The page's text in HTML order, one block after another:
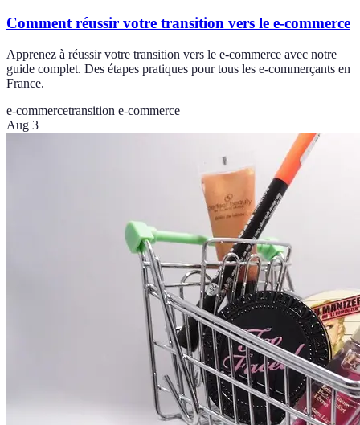
Comment réussir votre transition vers le e-commerce
Apprenez à réussir votre transition vers le e-commerce avec notre
guide complet. Des étapes pratiques pour tous les e-commerçants en
France.
e-commercetransition e-commerce
Aug 3